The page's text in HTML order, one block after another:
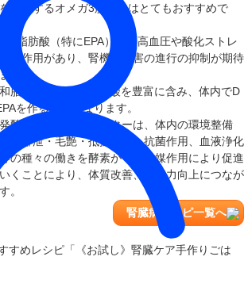
よくするオメガ3脂肪酸はとてもおすすめで
3脂肪酸（特にEPA）には高血圧や酸化ストレ
減作用があり、腎機能障害の進行の抑制が期待
す。
脂肪酸のα-リノレン酸を豊富に含み、体内でD
を作る原料となります。
酵酵素ケイズマイスターは、体内の環境整備
臭・排泄・毛艶・抵抗力）、抗菌作用、血液浄化
の種々の働きを酵素がその触媒作用により促進
いくことにより、体質改善、免疫力向上につなが
。
腎臓病レシピ一覧へ